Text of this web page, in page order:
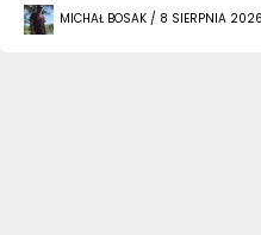
MICHAŁ BOSAK / 8 SIERPNIA